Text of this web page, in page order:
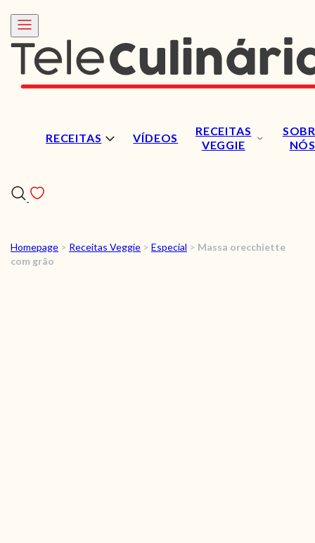
RECEITAS VÍDEOS
RECEITAS
VEGGIE
NÓS
RECEITAS
Homepage > Receitas Veggie > Especial > Massa orecchiette
com grão